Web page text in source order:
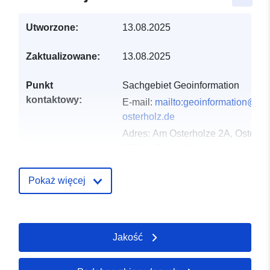
Utworzone: 13.08.2025
Zaktualizowane: 13.08.2025
Punkt
kontaktowy:
Sachgebiet Geoinformation
E-mail:
osterholz.de
Adres: Am Osterholze 2A,
Zapis katalogu: Dodany do data.europa.eu: 21
February 2026
Zaktualizowano dane.europa.eu:
Pokaż więcej
Jakość